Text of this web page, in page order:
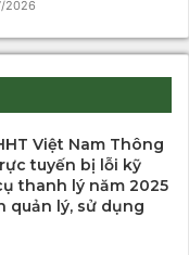
2026
Việt Nam Thông
tuyến bị lỗi kỹ
thanh lý năm 2025
quản lý, sử dụng